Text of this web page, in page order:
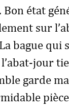
état
sur
bague qui
jour
garde